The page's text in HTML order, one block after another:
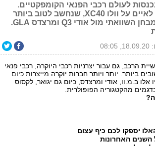
נכנסות לעולם רכבי הפנאי הקומפקטיים.
האם מישהי מהן מצליחה לאיים על וולו XC40, שנחשב לטוב ביותר
בקטגוריה? הצבנו אותו למבחן השוואתי מול אודי Q3 ומרצדס GLA.
הרכב, גם עבור יצרניות רכבי היוקרה, רכבי פנאי
ביותר. יותר ויותר חברות יוקרה מייצרות כיום
ב.מ.וו, אודי ומרצדס, כיום גם יגואר, לקסוס
השנים האחרונות